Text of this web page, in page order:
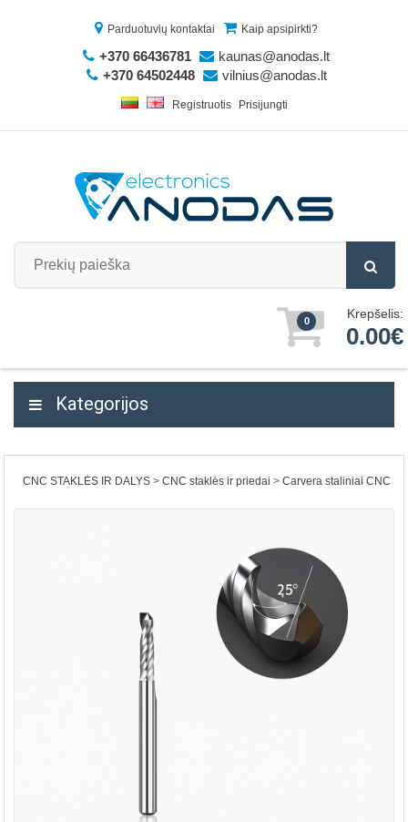
Parduotuvių kontaktai Kaip apsipirkti?
+370 66436781
kaunas@anodas.lt
+370 64502448
vilnius@anodas.lt
Registruotis Prisijungti
0 Krepšelis:
0.00€
Kategorijos
CNC STAKLĖS IR DALYS CNC staklės ir priedai Carvera staliniai CNC